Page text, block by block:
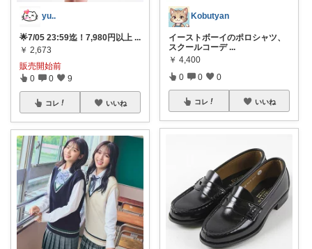
yu..
🌟7/05 23:59迄！7,980円以上 ...
￥ 2,673
販売開始前
0 0 9
コレ いいね
Kobutyan
イーストボーイのポロシャツ、
スクールコーデ ...
￥ 4,400
0 0 0
コレ いいね